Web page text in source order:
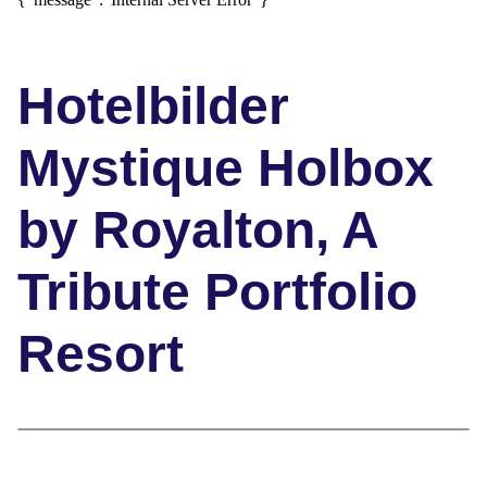
Hotelbilder
Mystique Holbox
by Royalton, A
Tribute Portfolio
Resort